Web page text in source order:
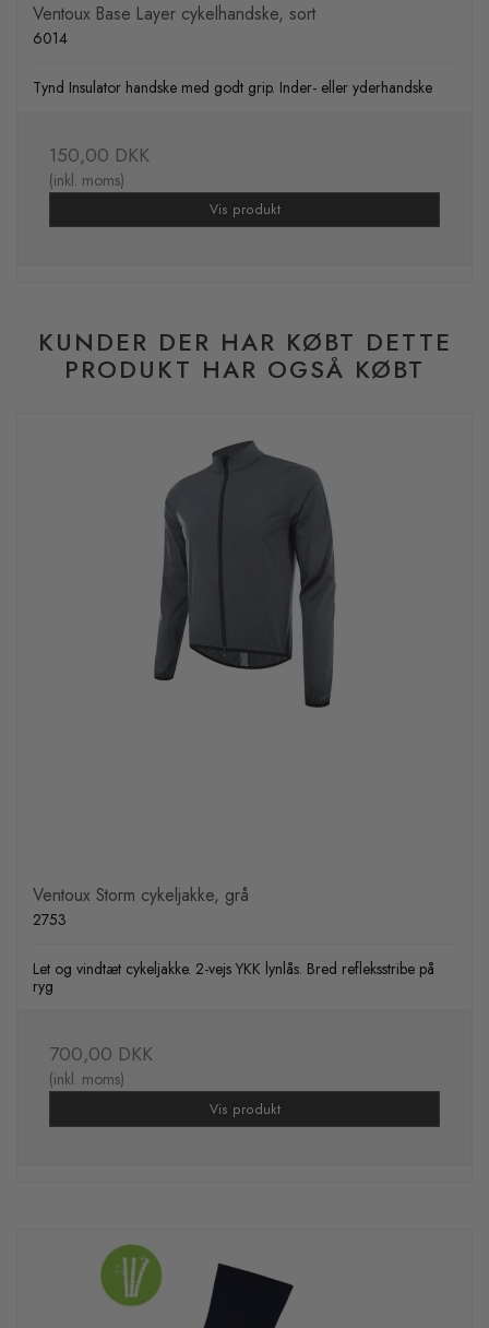
Ventoux Base Layer cykelhandske, sort
6014
Tynd Insulator handske med godt grip. Inder- eller yderhandske
150,00 DKK
(inkl. moms)
Vis produkt
KUNDER DER HAR KØBT DETTE
PRODUKT HAR OGSÅ KØBT
Ventoux Storm cykeljakke, grå
2753
Let og vindtæt cykeljakke. 2-vejs YKK lynlås. Bred refleksstribe på
ryg
700,00 DKK
(inkl. moms)
Vis produkt